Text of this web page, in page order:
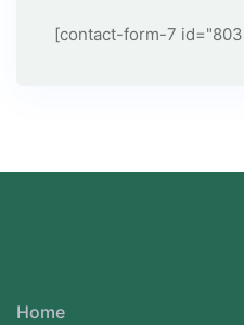
[contact-form-7
Home